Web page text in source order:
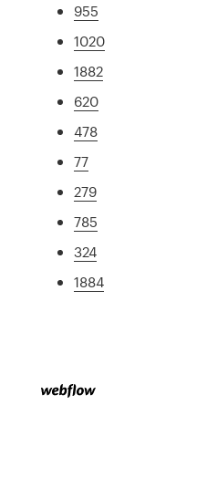
955
1020
1882
620
478
77
279
785
324
1884